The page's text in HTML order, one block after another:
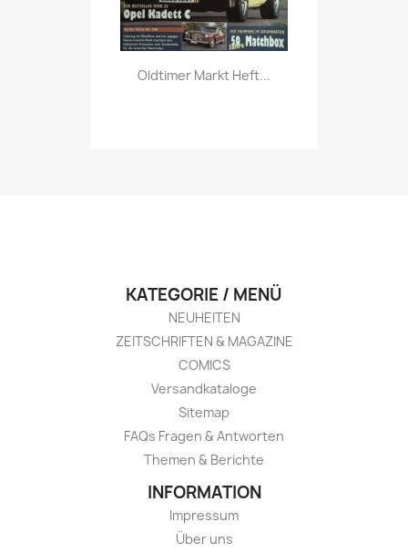
Vorschau
Oldtimer Markt Heft...
KATEGORIE / MENÜ
NEUHEITEN
ZEITSCHRIFTEN & MAGAZINE
COMICS
Versandkataloge
Sitemap
FAQs Fragen & Antworten
Themen & Berichte
INFORMATION
Impressum
Über uns